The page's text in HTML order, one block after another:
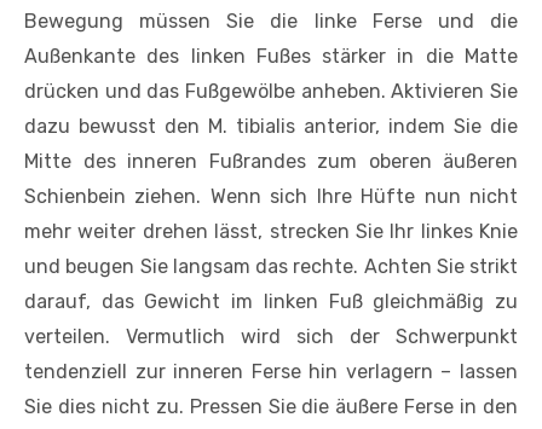
Bewegung müssen Sie die linke Ferse und die
Außenkante des linken Fußes stärker in die Matte
drücken und das Fußgewölbe anheben. Aktivieren Sie
dazu bewusst den M. tibialis anterior, indem Sie die
Mitte des inneren Fußrandes zum oberen äußeren
Schienbein ziehen. Wenn sich Ihre Hüfte nun nicht
mehr weiter drehen lässt, strecken Sie Ihr linkes Knie
und beugen Sie langsam das rechte. Achten Sie strikt
darauf, das Gewicht im linken Fuß gleichmäßig zu
verteilen. Vermutlich wird sich der Schwerpunkt
tendenziell zur inneren Ferse hin verlagern – lassen
Sie dies nicht zu. Pressen Sie die äußere Ferse in den